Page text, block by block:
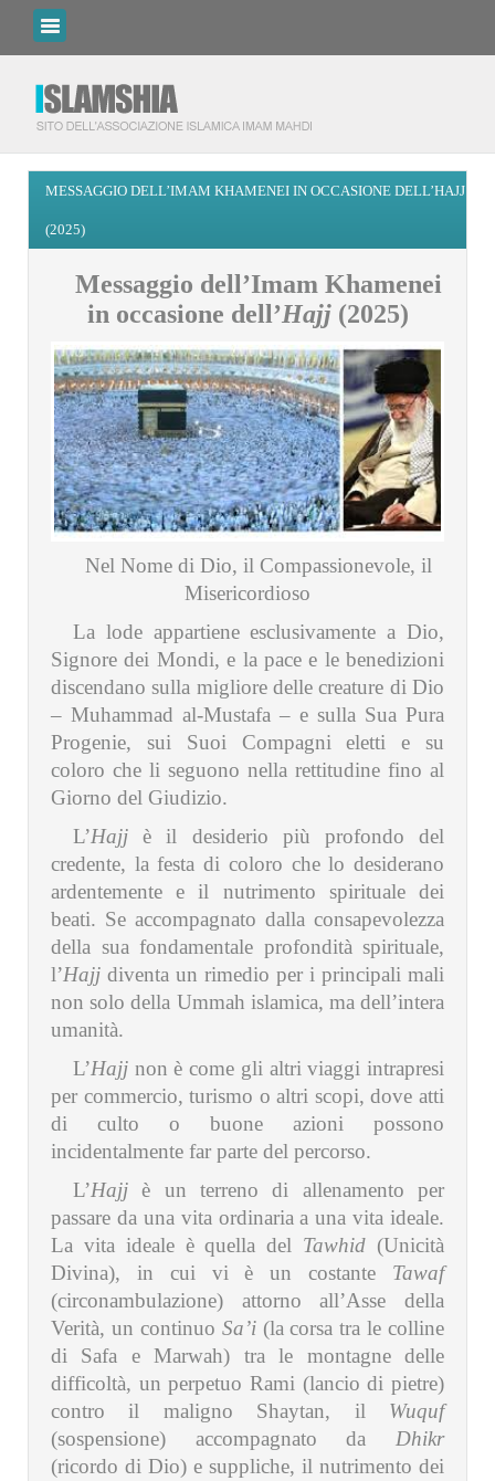
MESSAGGIO DELL’IMAM KHAMENEI IN OCCASIONE DELL’HAJJ
(2025)
Messaggio dell’Imam Khamenei
in occasione dell’Hajj(2025)
Nel Nome di Dio, il Compassionevole, il
Misericordioso
La lode appartiene esclusivamente a Dio,
Signore dei Mondi, e la pace e le benedizioni
discendano sulla migliore delle creature di Dio
– Muhammad al-Mustafa – e sulla Sua Pura
Progenie, sui Suoi Compagni eletti e su
coloro che li seguono nella rettitudine fino al
Giorno del Giudizio.
L’Hajj è il desiderio più profondo del
credente, la festa di coloro che lo desiderano
ardentemente e il nutrimento spirituale dei
beati. Se accompagnato dalla consapevolezza
della sua fondamentale profondità spirituale,
l’Hajj diventa un rimedio per i principali mali
non solo della Ummah islamica, ma dell’intera
umanità.
L’Hajj non è come gli altri viaggi intrapresi
per commercio, turismo o altri scopi, dove atti
di culto o buone azioni possono
incidentalmente far parte del percorso.
L’Hajj è un terreno di allenamento per
passare da una vita ordinaria a una vita ideale.
La vita ideale è quella del Tawhid (Unicità
Divina), in cui vi è un costante Tawaf
(circonambulazione) attorno all’Asse della
Verità, un continuo Sa’i(la corsa tra le colline
di Safa e Marwah) tra le montagne delle
difficoltà, un perpetuo Rami (lancio di pietre)
contro il maligno Shaytan, il Wuquf
(sospensione) accompagnato da Dhikr
(ricordo di Dio) e suppliche, il nutrimento dei